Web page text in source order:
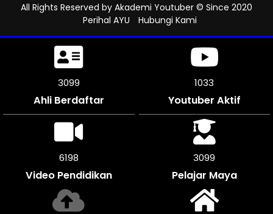
All Rights Reserved by Akademi Youtuber © Since 2020
Perihal AYU
Hubungi Kami
3453
Ahli Berdaftar
1151
Youtuber Aktif
6906
Video Pendidikan
3453
Pelajar Maya